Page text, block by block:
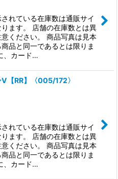
れている在庫数は通販サイ
ります。 店舗の在庫数とは異
ください。 商品写真は見本
品と同一であるとは限りま
、カード…
【RR】〈005/172〉
れている在庫数は通販サイ
ります。 店舗の在庫数とは異
ください。 商品写真は見本
品と同一であるとは限りま
、カード…